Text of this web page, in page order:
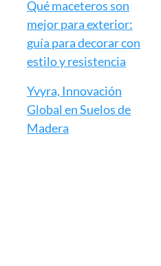
Qué maceteros son
mejor para exterior:
guía para decorar con
estilo y resistencia
Yvyra, Innovación
Global en Suelos de
Madera